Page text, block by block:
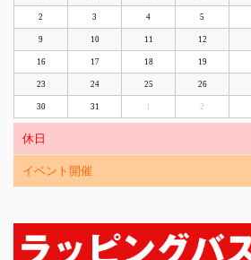
2 3 4 5
9 10 11 12
16 17 18 19
23 24 25 26
30 31 1 2
休日
イベント開催